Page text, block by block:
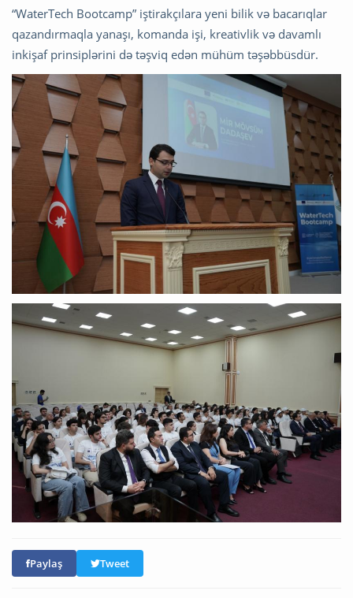
“WaterTech Bootcamp” iştirakçılara yeni bilik və bacarıqlar
qazandırmaqla yanaşı, komanda işi, kreativlik və davamlı
inkişaf prinsiplərini də təşviq edən mühüm təşəbbüsdür.
Paylaş Tweet